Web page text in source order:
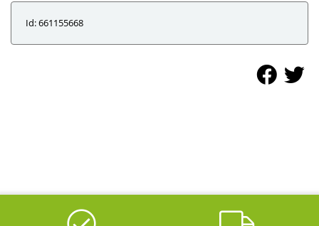
Id: 661155668